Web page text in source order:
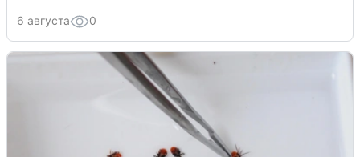
6 августа 0